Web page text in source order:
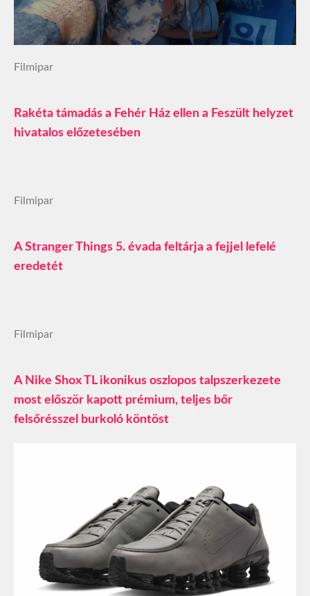
Filmipar
Rakéta támadás a Fehér Ház ellen a Feszült helyzet
hivatalos előzetesében
Filmipar
A Stranger Things 5. évada feltárja a fejjel lefelé
eredetét
Filmipar
A Nike Shox TL ikonikus oszlopos talpszerkezete
most először kapott prémium, teljes bőr
felsőrésszel burkoló köntöst